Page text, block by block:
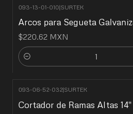
093-13-01-010|SURTEK
Arcos para Segueta
$220.62 MXN
Cantidad
093-06-52-032|SURTEK
Cortador de Ramas Altas 14"